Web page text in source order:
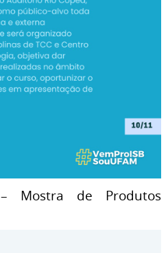
– Mostra de Produtos